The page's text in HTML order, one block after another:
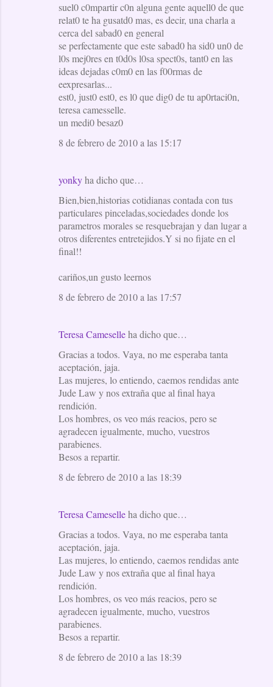
suel0 c0mpartir c0n alguna gente aquell0 de que
relat0 te ha gusatd0 mas, es decir, una charla a
cerca del sabad0 en general
se perfectamente que este sabad0 ha sid0 un0 de
l0s mej0res en t0d0s l0sa spect0s, tant0 en las
ideas dejadas c0m0 en las f00rmas de
eexpresarlas...
est0, just0 est0, es l0 que dig0 de tu ap0rtaci0n,
teresa camesselle.
un medi0 besaz0
8 de febrero de 2010 a las 15:17
yonkyha dicho que…
Bien,bien,historias cotidianas contada con tus
particulares pinceladas,sociedades donde los
parametros morales se resquebrajan y dan lugar a
otros diferentes entretejidos.Y si no fijate en el
final!!
cariños,un gusto leernos
8 de febrero de 2010 a las 17:57
Teresa Cameselleha dicho que…
Gracias a todos. Vaya, no me esperaba tanta
aceptación, jaja.
Las mujeres, lo entiendo, caemos rendidas ante
Jude Law y nos extraña que al final haya
rendición.
Los hombres, os veo más reacios, pero se
agradecen igualmente, mucho, vuestros
parabienes.
Besos a repartir.
8 de febrero de 2010 a las 18:39
Teresa Cameselleha dicho que…
Gracias a todos. Vaya, no me esperaba tanta
aceptación, jaja.
Las mujeres, lo entiendo, caemos rendidas ante
Jude Law y nos extraña que al final haya
rendición.
Los hombres, os veo más reacios, pero se
agradecen igualmente, mucho, vuestros
parabienes.
Besos a repartir.
8 de febrero de 2010 a las 18:39